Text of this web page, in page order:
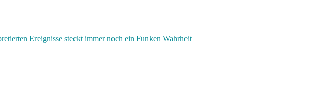
Ereignisse steckt immer noch ein Funken Wahrheit